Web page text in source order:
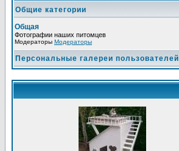
Общие категории
Общая
Фотографии наших питомцев
Модераторы Модераторы
Персональные галереи пользователей